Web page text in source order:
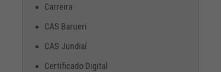
Carreira
CAS Barueri
CAS Jundiaí
Certificado Digital